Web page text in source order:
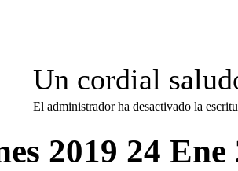
Un cordial
El administrador ha desactivado la
2019 24